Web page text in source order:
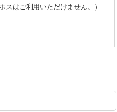
スはご利用いただけません。）